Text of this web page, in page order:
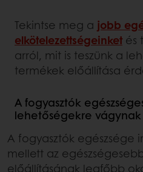
Tekintse meg a jobb
elkötelezettségeinket és
arról, mit is teszünk a
termékek előállítása
A fogyasztók
lehetőségekre vágynak
A fogyasztók egészsége
mellett az
előállításának legfőbb